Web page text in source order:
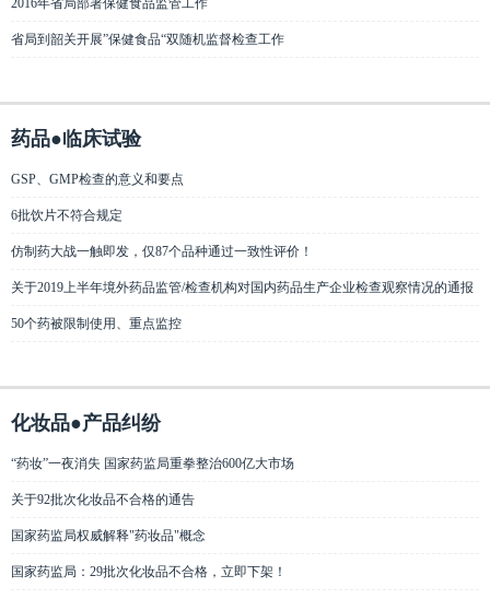
2016年省局部署保健食品监管工作
省局到韶关开展”保健食品“双随机监督检查工作
药品●临床试验
GSP、GMP检查的意义和要点
6批饮片不符合规定
仿制药大战一触即发，仅87个品种通过一致性评价！
关于2019上半年境外药品监管/检查机构对国内药品生产企业检查观察情况的通报
50个药被限制使用、重点监控
化妆品●产品纠纷
“药妆”一夜消失 国家药监局重拳整治600亿大市场
关于92批次化妆品不合格的通告
国家药监局权威解释"药妆品"概念
国家药监局：29批次化妆品不合格，立即下架！